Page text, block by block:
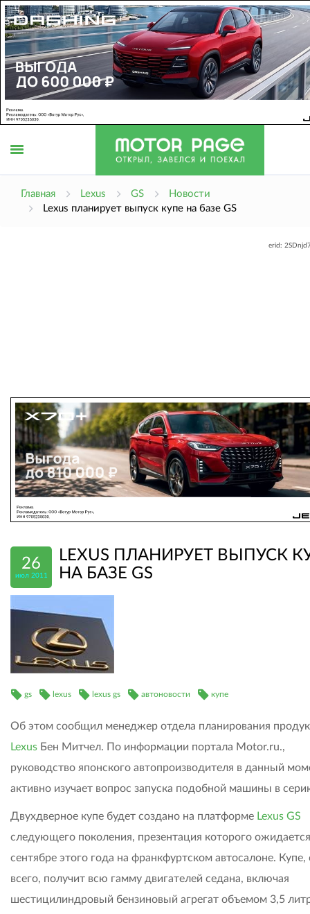
Главная Lexus GS
Новости
Lexus планирует выпуск купе на базе GS
erid:
26
июл 2011
LEXUS ПЛАНИРУЕТ ВЫПУСК
НА БАЗЕ GS
gs lexus lexus gs автоновости купе
Об этом сообщил менеджер отдела планирования
Lexus Бен Митчел. По информации портала Motor.ru.,
руководство японского автопроизводителя в данный
активно изучает вопрос запуска подобной машины в
Двухдверное купе будет создано на платформе Lexus GS
следующего поколения, презентация которого
сентябре этого года на франкфуртском автосалоне. Купе,
всего, получит всю гамму двигателей седана, включая
шестицилиндровый бензиновый агрегат объемом 3,5